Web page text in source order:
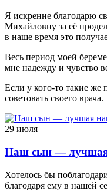
Я искренне благодарю
Михайловну за её
в наше время это
Весь период моей
мне надежду и чувство
Если у кого-то такие же
советовать своего врача.
29 июля
Наш сын — лучшая
Хотелось бы
благодаря ему в нашей